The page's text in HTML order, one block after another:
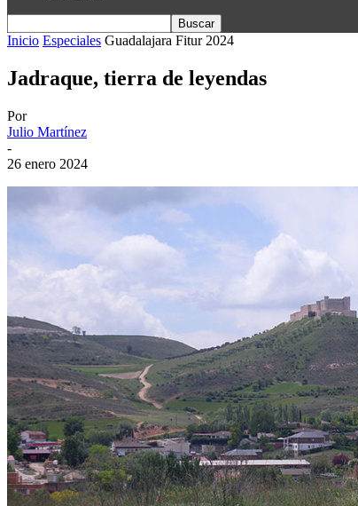
Inicio Especiales Guadalajara Fitur 2024
Jadraque, tierra de leyendas
Por
Julio Martínez
-
26 enero 2024